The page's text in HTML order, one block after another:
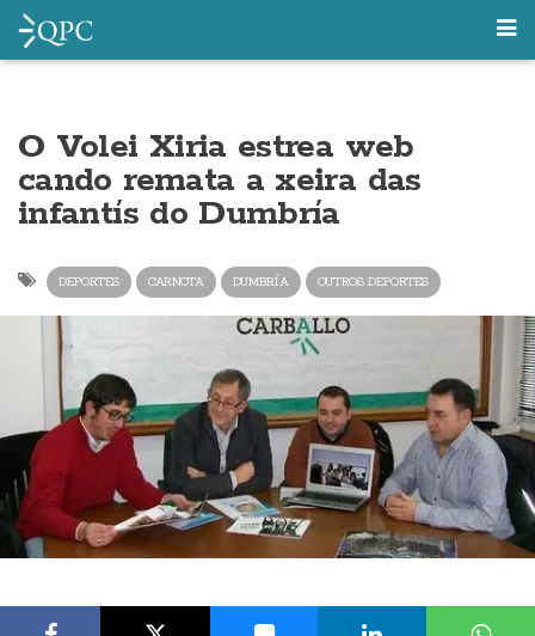
O Volei Xiria estrea web
cando remata a xeira das
infantís do Dumbría
DEPORTES CARNOTA DUMBRÍA OUTROS DEPORTES